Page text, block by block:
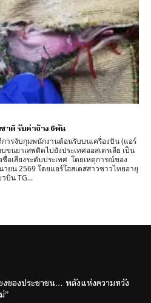
าติ รับค่าจ้าง 6พัน
นยาเสพติดไปยังประเทศออสเตรเลีย เป็น
ประเทศ ​โดยเหตุการณ์ของ
ยน 2569 โดยแอร์โฮสเตสสาวชาวไทยอายุ
บิน TG...
งของประชาชน… พลังแห่งความหวัง
”